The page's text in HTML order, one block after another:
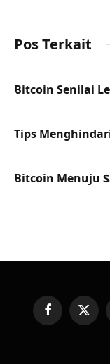
Pos Terkait
Bitcoin Senilai
Tips
Bitcoin Menuju
FacebookX